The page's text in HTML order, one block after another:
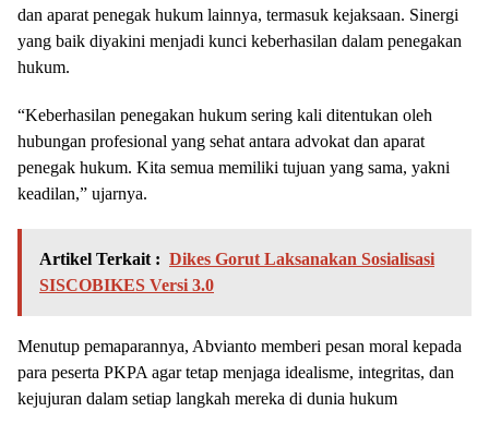
dan aparat penegak hukum lainnya, termasuk kejaksaan. Sinergi
yang baik diyakini menjadi kunci keberhasilan dalam penegakan
hukum.
“Keberhasilan penegakan hukum sering kali ditentukan oleh
hubungan profesional yang sehat antara advokat dan aparat
penegak hukum. Kita semua memiliki tujuan yang sama, yakni
keadilan,” ujarnya.
Artikel Terkait : Dikes Gorut Laksanakan Sosialisasi
SISCOBIKES Versi 3.0
Menutup pemaparannya, Abvianto memberi pesan moral kepada
para peserta PKPA agar tetap menjaga idealisme, integritas, dan
kejujuran dalam setiap langkah mereka di dunia hukum